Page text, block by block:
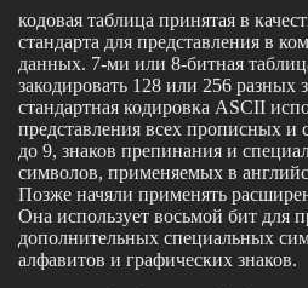
кодовая таблица принятая в
стандарта для представления в
данных. 7-ми или 8-битная
закодировать 128 или 256 разных
стандартная кодировка ASCII
представления всех прописных и
до 9, знаков препинания и
символов, применяемых в
Позже начяли применять
Она использует восьмой бит для
дополнительных специальных
алфавитов и графических знаков.